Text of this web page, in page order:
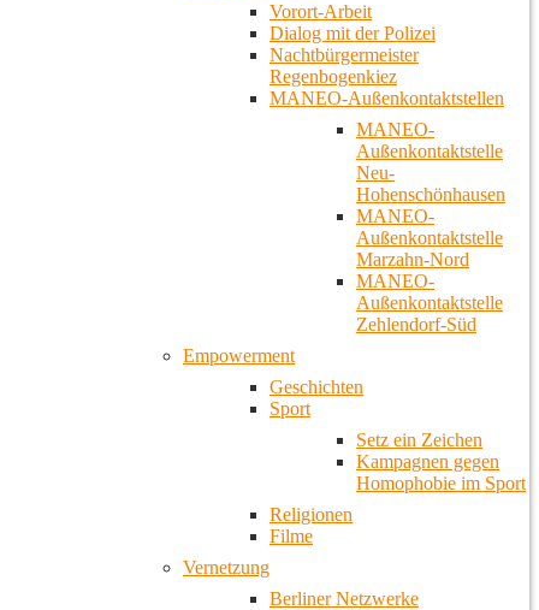
Vorort-Arbeit
Dialog mit der Polizei
Nachtbürgermeister
Regenbogenkiez
MANEO-Außenkontaktstellen
MANEO-
Außenkontaktstelle
Neu-
Hohenschönhausen
MANEO-
Außenkontaktstelle
Marzahn-Nord
MANEO-
Außenkontaktstelle
Zehlendorf-Süd
Empowerment
Geschichten
Sport
Setz ein Zeichen
Kampagnen gegen
Homophobie im Sport
Religionen
Filme
Vernetzung
Berliner Netzwerke